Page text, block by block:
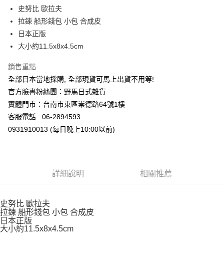
華南商業銀行
上海商業儲蓄銀行
國泰世華商業銀行
臺灣中小企業銀行
聯邦商業銀行
元大商業銀行
永豐商業銀行
玉山商業銀行
台新國際商業銀行
台灣樂天信用卡公司
超商取貨付款
LINE Pay
Apple Pay
悠遊付
Google Pay
ATM付款
每筆NT$65，滿NT$999(含以上)免運費
每筆NT$65，滿NT$999(含以上)免運費
7-11取貨付款
每筆NT$65，滿NT$999(含以上)免運費
史努比 歐拉夫
拉鍊 船形錢包 小包 合成皮
日本正版
大小約11.5x8x4.5cm
銷售重點
全部日本當地採購, 全部現貨可馬上出貨不用等!
官方臉書粉絲團：野馬日式雜貨
實體門市：台南市東區崇德路64號1樓
客服電話 : 06-2894593
0931910013 (每日晚上10:00以前)
詳細說明 相關推薦
史努比 歐拉夫
拉鍊 船形錢包 小包 合成皮
日本正版
大小約11.5x8x4.5cm